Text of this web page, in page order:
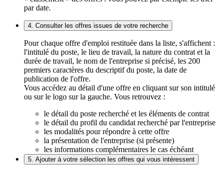
par date.
4. Consulter les offres issues de votre recherche
Pour chaque offre d'emploi restituée dans la liste, s'affichent :
l'intitulé du poste, le lieu de travail, la nature du contrat et la
durée de travail, le nom de l'entreprise si précisé, les 200
premiers caractères du descriptif du poste, la date de
publication de l'offre.
Vous accédez au détail d'une offre en cliquant sur son intitulé
ou sur le logo sur la gauche. Vous retrouvez :
le détail du poste recherché et les éléments de contrat
le détail du profil du candidat recherché par l'entreprise
les modalités pour répondre à cette offre
la présentation de l'entreprise (si présente)
les informations complémentaires le cas échéant
5. Ajouter à votre sélection les offres qui vous intéressent